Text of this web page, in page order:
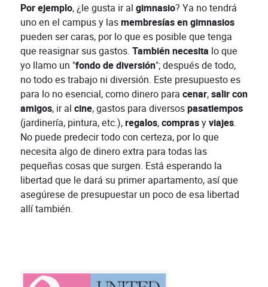
Por ejemplo, ¿le gusta ir al gimnasio? Ya no tendrá
uno en el campus y lasmembresías en gimnasios
pueden ser caras, por lo que es posible que tenga
que reasignar sus gastos. También necesita lo que
yo llamo un "fondo de diversión"; después de todo,
no todo es trabajo ni diversión. Este presupuesto es
para lo no esencial, como dinero para cenar,salir con
amigos, ir al cine, gastos para diversospasatiempos
(jardinería, pintura, etc.),regalos,comprasyviajes.
No puede predecir todo con certeza, por lo que
necesita algo de dinero extra para todas las
pequeñas cosas que surgen. Está esperando la
libertad que le dará su primer apartamento, así que
asegúrese de presupuestar un poco de esa libertad
allí también.